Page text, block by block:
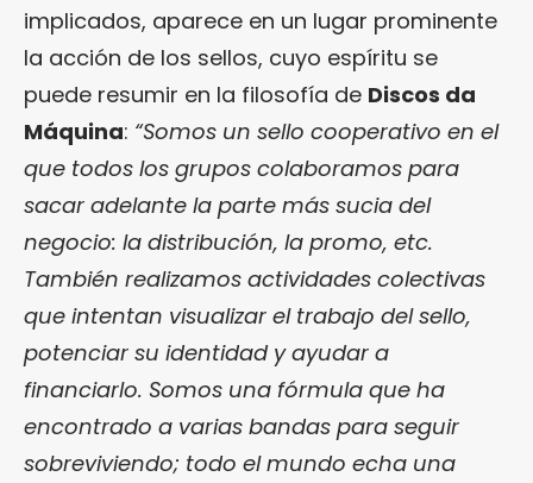
implicados, aparece en un lugar prominente
la acción de los sellos, cuyo espíritu se
puede resumir en la filosofía de Discos da
Máquina: “Somos un sello cooperativo en el
que todos los grupos colaboramos para
sacar adelante la parte más sucia del
negocio: la distribución, la promo, etc.
También realizamos actividades colectivas
que intentan visualizar el trabajo del sello,
potenciar su identidad y ayudar a
financiarlo. Somos una fórmula que ha
encontrado a varias bandas para seguir
sobreviviendo; todo el mundo echa una